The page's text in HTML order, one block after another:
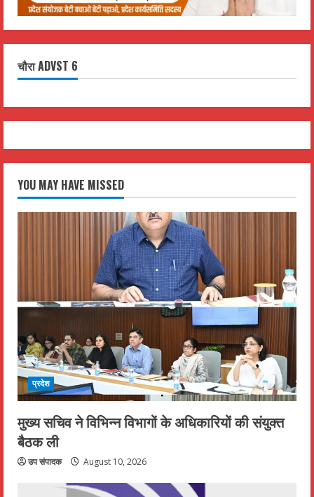
चौरा ADVST 6
YOU MAY HAVE MISSED
प्रदेश
मुख्य सचिव ने विभिन्न विभागों के अधिकारियों की संयुक्त
बैठक ली
उप संपादक August 10, 2026